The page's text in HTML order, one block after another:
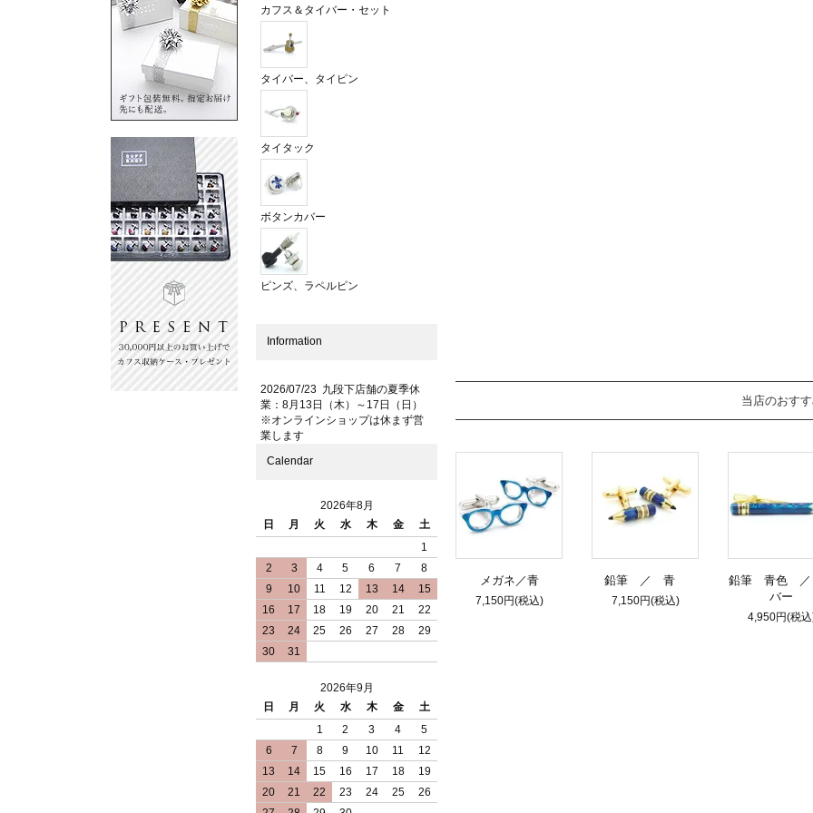
当店のおす
メガネ／青
7,150円(税込)
鉛筆 ／ 青
7,150円(税込)
鉛筆 青色 ／
バー
4,950円(税
カフス＆タイバー・セット
タイバー、タイピン
タイタック
ボタンカバー
ピンズ、ラペルピン
Information
2026/07/23 九段下店舗の夏季休
業：8月13日（木）～17日（日）
※オンラインショップは休まず営
業します
Calendar
2026年8月
日
月 火 水 木 金
土
1
2
3 4 5 6 7
8
9
10 11 12 13 14
15
16
17 18 19 20 21
22
23
24 25 26 27 28
29
30
31
2026年9月
日
月 火 水 木 金
土
1
2 3 4
5
6
7 8 9 10 11
12
13
14 15 16 17 18
19
20
21 22 23 24 25
26